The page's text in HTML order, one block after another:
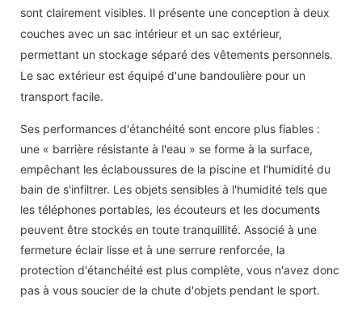
sont clairement visibles. Il présente une conception à deux
couches avec un sac intérieur et un sac extérieur,
permettant un stockage séparé des vêtements personnels.
Le sac extérieur est équipé d'une bandoulière pour un
transport facile.
Ses performances d'étanchéité sont encore plus fiables :
une « barrière résistante à l'eau » se forme à la surface,
empêchant les éclaboussures de la piscine et l'humidité du
bain de s'infiltrer. Les objets sensibles à l'humidité tels que
les téléphones portables, les écouteurs et les documents
peuvent être stockés en toute tranquillité. Associé à une
fermeture éclair lisse et à une serrure renforcée, la
protection d'étanchéité est plus complète, vous n'avez donc
pas à vous soucier de la chute d'objets pendant le sport.